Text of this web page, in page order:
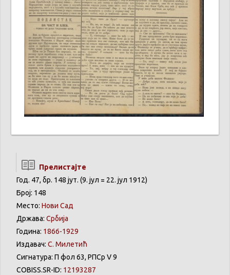
Прелистајте
Год. 47, бр. 148 јут. (9. јул = 22. јул 1912)
Број: 148
Место: Нови Сад
Држава: Србија
Година: 1866-1929
Издавач: С. Милетић
Сигнатура: П фол 63, РПСр V 9
COBISS.SR-ID: 12193287